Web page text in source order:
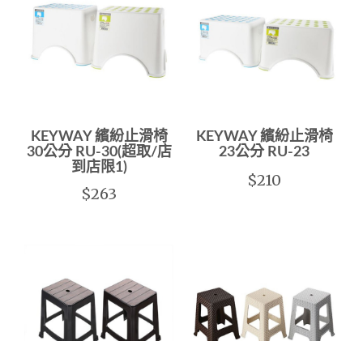
KEYWAY 繽紛止滑椅
30公分 RU-30(超取/店
到店限1)
$263
KEYWAY 繽紛止滑椅
23公分 RU-23
$210